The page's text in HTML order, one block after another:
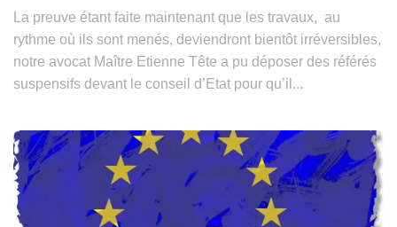
La preuve étant faite maintenant que les travaux, au
rythme où ils sont menés, deviendront bientôt irréversibles,
notre avocat Maître Etienne Tête a pu déposer des référés
suspensifs devant le conseil d’Etat pour qu’il...